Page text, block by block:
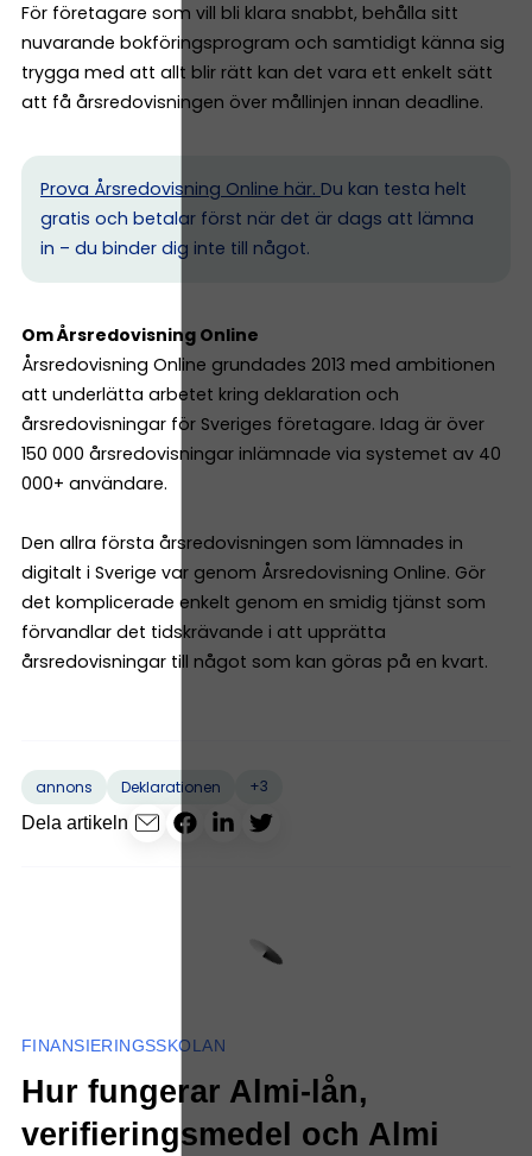
För företagare som vill bli klara snabbt, behålla sitt
nuvarande bokföringsprogram och samtidigt känna sig
trygga med att allt blir rätt kan det vara ett enkelt sätt
att få årsredovisningen över mållinjen innan deadline.
Prova Årsredovisning Online här. Du kan testa helt
gratis och betalar först när det är dags att lämna
in – du binder dig inte till något.
Om Årsredovisning Online
Årsredovisning Online grundades 2013 med ambitionen
att underlätta arbetet kring deklaration och
årsredovisningar för Sveriges företagare. Idag är över
150 000 årsredovisningar inlämnade via systemet av 40
000+ användare.
Den allra första årsredovisningen som lämnades in
digitalt i Sverige var genom Årsredovisning Online. Gör
det komplicerade enkelt genom en smidig tjänst som
förvandlar det tidskrävande i att upprätta
årsredovisningar till något som kan göras på en kvart.
annons Deklarationen
+3
Dela artikeln
FINANSIERINGSSKOLAN
Hur fungerar Almi-lån,
verifieringsmedel och Almi